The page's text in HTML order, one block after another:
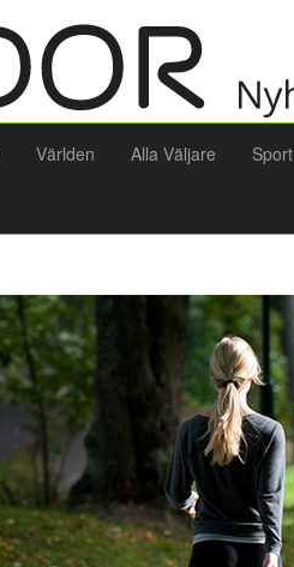
Världen Alla Väljare Sport